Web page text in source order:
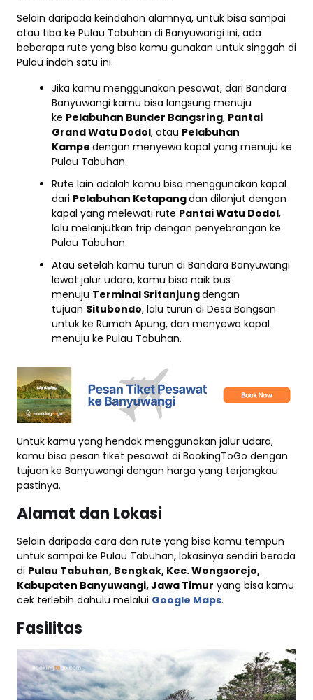
Selain daripada keindahan alamnya, untuk bisa sampai
atau tiba ke Pulau Tabuhan di Banyuwangi ini, ada
beberapa rute yang bisa kamu gunakan untuk singgah di
Pulau indah satu ini.
Jika kamu menggunakan pesawat, dari Bandara
Banyuwangi kamu bisa langsung menuju
ke Pelabuhan Bunder Bangsring, Pantai
Grand Watu Dodol, atau Pelabuhan
Kampe dengan menyewa kapal yang menuju ke
Pulau Tabuhan.
Rute lain adalah kamu bisa menggunakan kapal
dari Pelabuhan Ketapangdan dilanjut dengan
kapal yang melewati rute Pantai Watu Dodol,
lalu melanjutkan trip dengan penyebrangan ke
Pulau Tabuhan.
Atau setelah kamu turun di Bandara Banyuwangi
lewat jalur udara, kamu bisa naik bus
menuju Terminal Sritanjungdengan
tujuan Situbondo, lalu turun di Desa Bangsan
untuk ke Rumah Apung, dan menyewa kapal
menuju ke Pulau Tabuhan.
Untuk kamu yang hendak menggunakan jalur udara,
kamu bisa pesan tiket pesawat di BookingToGo dengan
tujuan ke Banyuwangi dengan harga yang terjangkau
pastinya.
Alamat dan Lokasi
Selain daripada cara dan rute yang bisa kamu tempun
untuk sampai ke Pulau Tabuhan, lokasinya sendiri berada
di Pulau Tabuhan, Bengkak, Kec. Wongsorejo,
Kabupaten Banyuwangi, Jawa Timur yang bisa kamu
cek terlebih dahulu melalui Google Maps.
Fasilitas